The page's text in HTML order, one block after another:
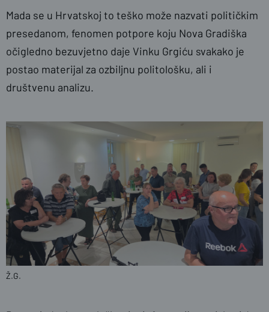
Mada se u Hrvatskoj to teško može nazvati političkim
presedanom, fenomen potpore koju Nova Gradiška
očigledno bezuvjetno daje Vinku Grgiću svakako je
postao materijal za ozbiljnu politološku, ali i
društvenu analizu.
Ž.G.